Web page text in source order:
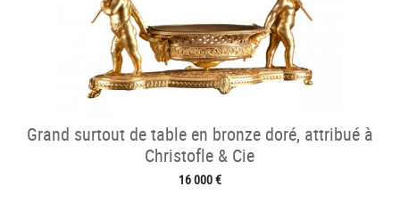
Grand surtout de table en bronze doré, attribué à
Christofle & Cie
16 000 €